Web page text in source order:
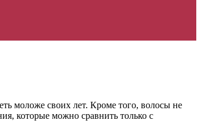
моложе своих лет. Кроме того, волосы не
которые можно сравнить только с